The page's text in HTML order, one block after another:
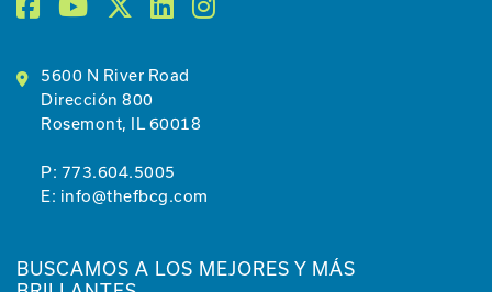
5600 N River Road
Dirección 800
Rosemont, IL 60018
P: 773.604.5005
E: info@thefbcg.com
BUSCAMOS A LOS MEJORES Y MÁS